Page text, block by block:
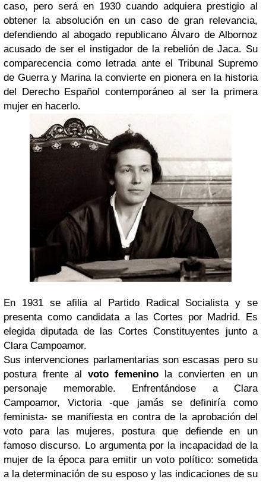
caso, pero será en 1930 cuando adquiera prestigio al
obtener la absolución en un caso de gran relevancia,
defendiendo al abogado republicano Álvaro de Albornoz
acusado de ser el instigador de la rebelión de Jaca. Su
comparecencia como letrada ante el Tribunal Supremo
de Guerra y Marina la convierte en pionera en la historia
del Derecho Español contemporáneo al ser la primera
mujer en hacerlo.
En 1931 se afilia al Partido Radical Socialista y se
presenta como candidata a las Cortes por Madrid. Es
elegida diputada de las Cortes Constituyentes junto a
Clara Campoamor.
Sus intervenciones parlamentarias son escasas pero su
postura frente al voto femenino la convierten en un
personaje memorable. Enfrentándose a Clara
Campoamor, Victoria -que jamás se definiría como
feminista- se manifiesta en contra de la aprobación del
voto para las mujeres, postura que defiende en un
famoso discurso. Lo argumenta por la incapacidad de la
mujer de la época para emitir un voto político: sometida
a la determinación de su esposo y las indicaciones de su